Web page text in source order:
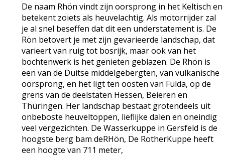
De naam Rhön vindt zijn oorsprong in het Keltisch en
betekent zoiets als heuvelachtig. Als motorrijder zal
je al snel beseffen dat dit een understatement is. De
Rön betovert je met zijn gevarieerde landschap, dat
varieert van ruig tot bosrijk, maar ook van het
bochtenwerk is het genieten geblazen. De Rhön is
een van de Duitse middelgebergten, van vulkanische
oorsprong, en het ligt ten oosten van Fulda, op de
grens van de deelstaten Hessen, Beieren en
Thüringen. Her landschap bestaat grotendeels uit
onbeboste heuveltoppen, lieflijke dalen en oneindig
veel vergezichten. De Wasserkuppe in Gersfeld is de
hoogste berg bam deRHön, De RotherKuppe heeft
een hoogte van 711 meter,